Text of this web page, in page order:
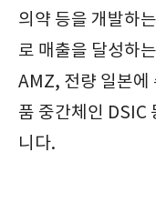
의약 등을 개발하
로 매출을 달성하
AMZ, 전량 일본
품 중간체인 DSIC
니다.